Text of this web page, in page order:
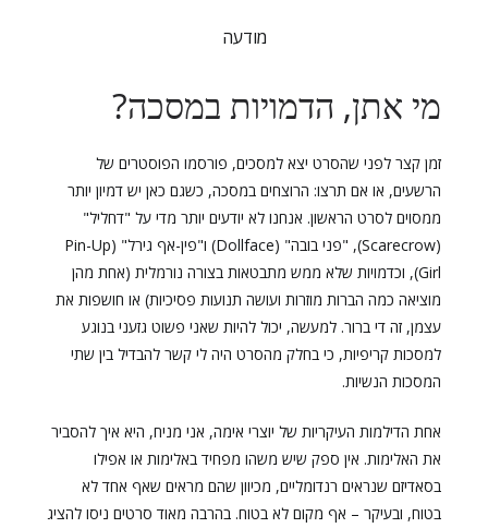
מודעה
מי אתן, הדמויות במסכה?
זמן קצר לפני שהסרט יצא למסכים, פורסמו הפוסטרים של
הרשעים, או אם תרצו: הרוצחים במסכה, כשגם כאן יש דמיון יותר
ממסוים לסרט הראשון. אנחנו לא יודעים יותר מדי על "דחליל"
(Scarecrow), "פני בובה" (Dollface) ו"פין-אף גירל" (Pin-Up
Girl), וכדמויות שלא ממש מתבטאות בצורה נורמלית (אחת מהן
מוציאה כמה הברות מוזרות ועושה תנועות פסיכיות) או חושפות את
עצמן, זה די ברור. למעשה, יכול להיות שאני פשוט גזעני בנוגע
למסכות קריפיות, כי בחלק מהסרט היה לי קשר להבדיל בין שתי
המסכות הנשיות.
אחת הדילמות העיקריות של יוצרי אימה, אני מניח, היא איך להסביר
את האלימות. אין ספק שיש משהו מפחיד באלימות או אפילו
בסאדיזם שנראים רנדומליים, מכיוון שהם מראים שאף אחד לא
בטוח, ובעיקר – אף מקום לא בטוח. בהרבה מאוד סרטים ניסו להציג